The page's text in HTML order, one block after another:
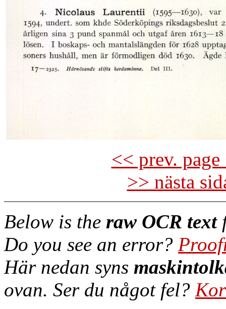
<< prev.
>> nästa
Below is the raw OCR text
Do you see an error?
Här nedan syns
ovan. Ser du något fel?